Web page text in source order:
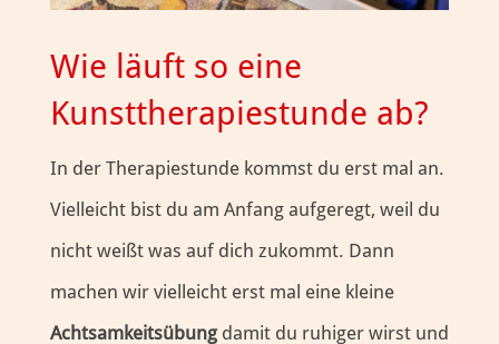
Wie läuft so eine
Kunsttherapiestunde ab?
In der Therapiestunde kommst du erst mal an.
Vielleicht bist du am Anfang aufgeregt, weil du
nicht weißt was auf dich zukommt. Dann
machen wir vielleicht erst mal eine kleine
Achtsamkeitsübungdamit du ruhiger wirst und